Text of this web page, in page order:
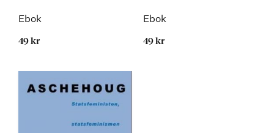
Ebok
49 kr
Ebok
49 kr